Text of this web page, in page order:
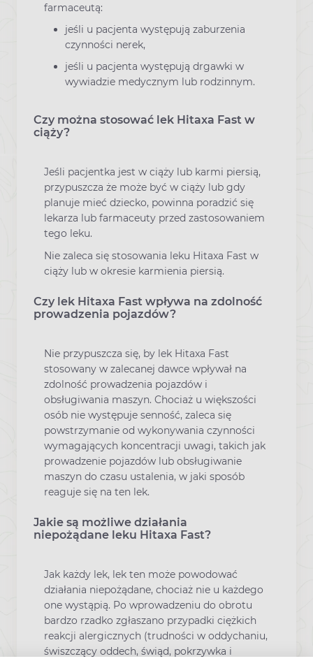
farmaceutą:
jeśli u pacjenta występują zaburzenia
czynności nerek,
jeśli u pacjenta występują drgawki w
wywiadzie medycznym lub rodzinnym.
Czy można stosować lek Hitaxa Fast w
ciąży?
Jeśli pacjentka jest w ciąży lub karmi piersią,
przypuszcza że może być w ciąży lub gdy
planuje mieć dziecko, powinna poradzić się
lekarza lub farmaceuty przed zastosowaniem
tego leku.
Nie zaleca się stosowania leku Hitaxa Fast w
ciąży lub w okresie karmienia piersią.
Czy lek Hitaxa Fast wpływa na zdolność
prowadzenia pojazdów?
Nie przypuszcza się, by lek Hitaxa Fast
stosowany w zalecanej dawce wpływał na
zdolność prowadzenia pojazdów i
obsługiwania maszyn. Chociaż u większości
osób nie występuje senność, zaleca się
powstrzymanie od wykonywania czynności
wymagających koncentracji uwagi, takich jak
prowadzenie pojazdów lub obsługiwanie
maszyn do czasu ustalenia, w jaki sposób
reaguje się na ten lek.
Jakie są możliwe działania
niepożądane leku Hitaxa Fast?
Jak każdy lek, lek ten może powodować
działania niepożądane, chociaż nie u każdego
one wystąpią. Po wprowadzeniu do obrotu
bardzo rzadko zgłaszano przypadki ciężkich
reakcji alergicznych (trudności w oddychaniu,
świszczący oddech, świąd, pokrzywka i